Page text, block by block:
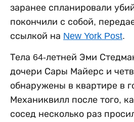
заранее спланировали
покончили с собой,
ссылкой на New York Post.
Тела 64-летней Эми
дочери Сары Майерс и
обнаружены в квартире в
Механиквилл после того,
сосед несколько раз